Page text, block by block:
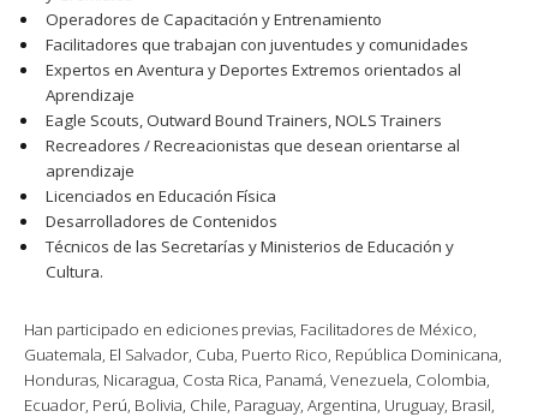
Operadores de Capacitación y Entrenamiento
Facilitadores que trabajan con juventudes y comunidades
Expertos en Aventura y Deportes Extremos orientados al
Aprendizaje
Eagle Scouts, Outward Bound Trainers, NOLS Trainers
Recreadores / Recreacionistas que desean orientarse al
aprendizaje
Licenciados en Educación Física
Desarrolladores de Contenidos
Técnicos de las Secretarías y Ministerios de Educación y
Cultura.
Han participado en ediciones previas, Facilitadores de México,
Guatemala, El Salvador, Cuba, Puerto Rico, República Dominicana,
Honduras, Nicaragua, Costa Rica, Panamá, Venezuela, Colombia,
Ecuador, Perú, Bolivia, Chile, Paraguay, Argentina, Uruguay, Brasil,